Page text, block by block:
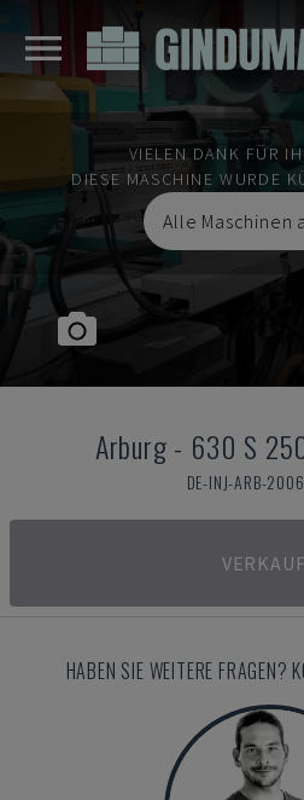
VIELEN DANK FÜR
DIESE MASCHINE WURDE
Alle Maschinen
Arburg- 630 S
DE-INJ-ARB-
HABEN SIE WEITERE FRAGEN?